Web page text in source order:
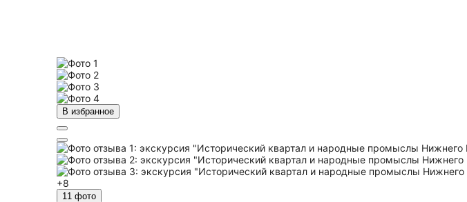
В избранное
+8
11 фото